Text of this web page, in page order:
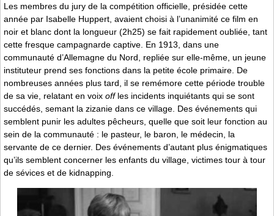
Les membres du jury de la compétition officielle, présidée cette
année par Isabelle Huppert, avaient choisi à l’unanimité ce film en
noir et blanc dont la longueur (2h25) se fait rapidement oubliée, tant
cette fresque campagnarde captive. En 1913, dans une
communauté d’Allemagne du Nord, repliée sur elle-même, un jeune
instituteur prend ses fonctions dans la petite école primaire. De
nombreuses années plus tard, il se remémore cette période trouble
de sa vie, relatant en voix offles incidents inquiétants qui se sont
succédés, semant la zizanie dans ce village. Des événements qui
semblent punir les adultes pêcheurs, quelle que soit leur fonction au
sein de la communauté : le pasteur, le baron, le médecin, la
servante de ce dernier. Des événements d’autant plus énigmatiques
qu’ils semblent concerner les enfants du village, victimes tour à tour
de sévices et de kidnapping.